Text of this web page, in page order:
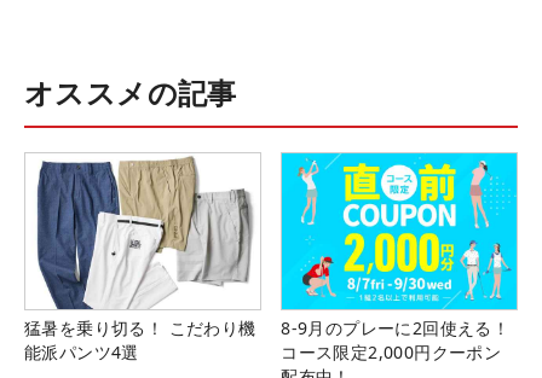
オススメの記事
猛暑を乗り切る！ こだわり機
能派パンツ4選
8-9月のプレーに2回使える！
コース限定2,000円クーポン